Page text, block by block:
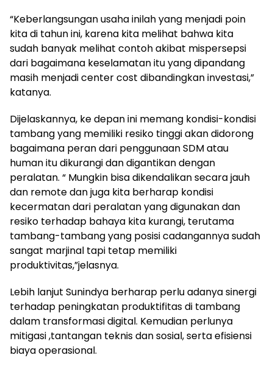
“Keberlangsungan usaha inilah yang menjadi poin
kita di tahun ini, karena kita melihat bahwa kita
sudah banyak melihat contoh akibat mispersepsi
dari bagaimana keselamatan itu yang dipandang
masih menjadi center cost dibandingkan investasi,”
katanya.
Dijelaskannya, ke depan ini memang kondisi-kondisi
tambang yang memiliki resiko tinggi akan didorong
bagaimana peran dari penggunaan SDM atau
human itu dikurangi dan digantikan dengan
peralatan. “ Mungkin bisa dikendalikan secara jauh
dan remote dan juga kita berharap kondisi
kecermatan dari peralatan yang digunakan dan
resiko terhadap bahaya kita kurangi, terutama
tambang-tambang yang posisi cadangannya sudah
sangat marjinal tapi tetap memiliki
produktivitas,”jelasnya.
Lebih lanjut Sunindya berharap perlu adanya sinergi
terhadap peningkatan produktifitas di tambang
dalam transformasi digital. Kemudian perlunya
mitigasi ,tantangan teknis dan sosial, serta efisiensi
biaya operasional.